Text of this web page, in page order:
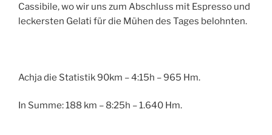
Cassibile, wo wir uns zum Abschluss mit Espresso und
leckersten Gelati für die Mühen des Tages belohnten.
Achja die Statistik 90km – 4:15h – 965 Hm.
In Summe: 188 km – 8:25h – 1.640 Hm.